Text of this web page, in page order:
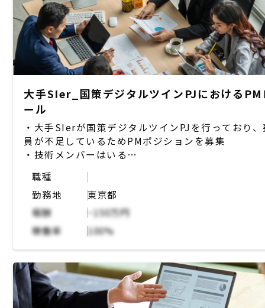
大手SIer_国策デジタルツインPJにおける
ール
・大手SIerが国策デジタルツインPJを行っており
員が不足しているためPMポジションを募集
・技術メンバーはいる
ており、間のタスクが抜け落ちている
・その抜け漏れタスクを拾い上げ、自ら推進してい
ような前のめりなPMを希望
・技術知見の細かいところは不要だが、基盤領域で
なくソフト側
職種
勤務地
東京都
報酬
~150万円
稼働率
100%